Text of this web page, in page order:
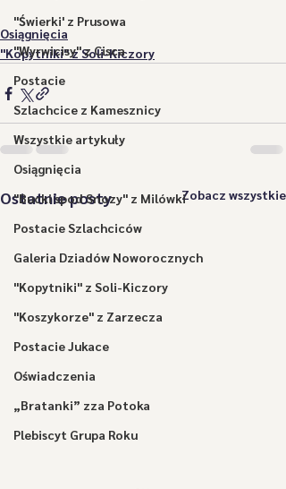
"Świerki' z Prusowa
"Wyrwicisy" z Cisca
Postacie
Szlachcice z Kamesznicy
Wszystkie artykuły
Osiągnięcia
"Bucki spod Snozy" z Milówki
Postacie Szlachciców
Galeria Dziadów Noworocznych
"Kopytniki" z Soli-Kiczory
"Koszykorze" z Zarzecza
Postacie Jukace
Oświadczenia
„Bratanki” zza Potoka
Plebiscyt Grupa Roku
Osiągnięcia
"Kopytniki" z Soli-Kiczory
Ostatnie posty Zobacz wszystkie